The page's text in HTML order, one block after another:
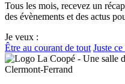
Tous les mois, recevez un
des évènements et des actus
Je veux :
Être au courant de tout Juste